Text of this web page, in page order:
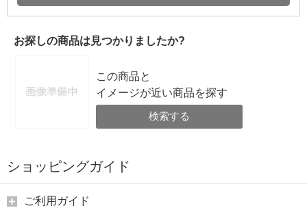
お探しの商品は見つかりましたか?
この商品と
イメージが近い商品を探す
検索する
ショッピングガイド
ご利用ガイド